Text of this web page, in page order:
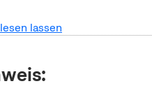
lassen